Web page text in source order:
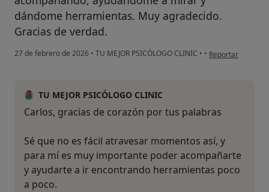
dándome herramientas. Muy agradecido.
Gracias de verdad.
27 de febrero de 2026 • TU MEJOR PSICÓLOGO CLINIC • • en opinión del
Reportar
TU MEJOR PSICÓLOGO CLINIC
Carlos, gracias de corazón por tus palabras
Sé que no es fácil atravesar momentos así, y
para mí es muy importante poder acompañarte
y ayudarte a ir encontrando herramientas poco
a poco.